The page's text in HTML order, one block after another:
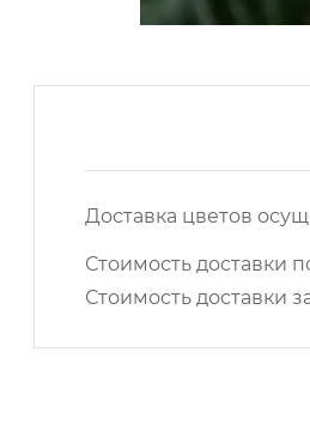
Доставка цветов
Стоимость доставки
Стоимость доставки